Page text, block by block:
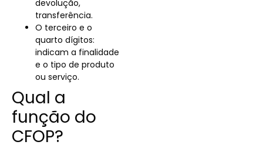
devolução,
transferência.
O terceiro e o
quarto dígitos:
indicam a finalidade
e o tipo de produto
ou serviço.
Qual a
função do
CFOP?